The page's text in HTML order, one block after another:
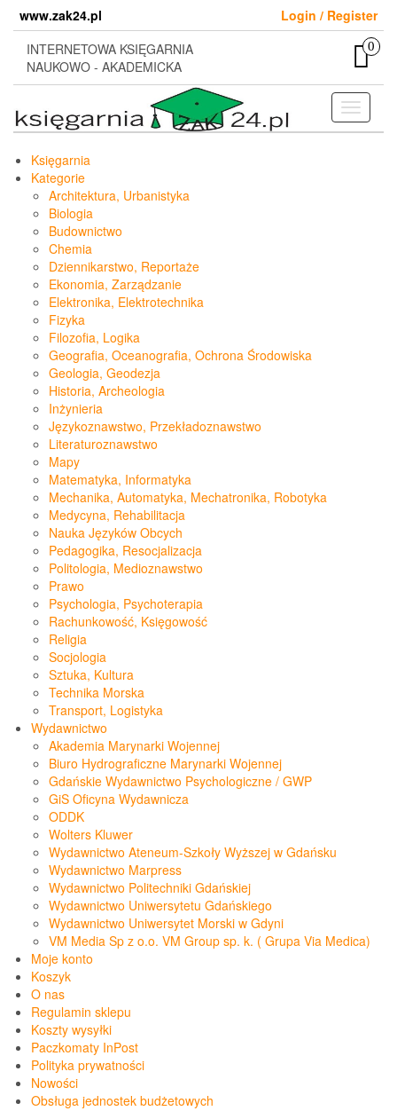
content
www.zak24.pl
Login / Register
INTERNETOWA KSIĘGARNIA
NAUKOWO - AKADEMICKA
0
Toggle
Księgarnia
Kategorie
Architektura, Urbanistyka
Biologia
Budownictwo
Chemia
Dziennikarstwo, Reportaże
Ekonomia, Zarządzanie
Elektronika, Elektrotechnika
Fizyka
Filozofia, Logika
Geografia, Oceanografia, Ochrona Środowiska
Geologia, Geodezja
Historia, Archeologia
Inżynieria
Językoznawstwo, Przekładoznawstwo
Literaturoznawstwo
Mapy
Matematyka, Informatyka
Mechanika, Automatyka, Mechatronika, Robotyka
Medycyna, Rehabilitacja
Nauka Języków Obcych
Pedagogika, Resocjalizacja
Politologia, Medioznawstwo
Prawo
Psychologia, Psychoterapia
Rachunkowość, Księgowość
Religia
Socjologia
Sztuka, Kultura
Technika Morska
Transport, Logistyka
Wydawnictwo
Akademia Marynarki Wojennej
Biuro Hydrograficzne Marynarki Wojennej
Gdańskie Wydawnictwo Psychologiczne / GWP
GiS Oficyna Wydawnicza
ODDK
Wolters Kluwer
Wydawnictwo Ateneum-Szkoły Wyższej w Gdańsku
Wydawnictwo Marpress
Wydawnictwo Politechniki Gdańskiej
Wydawnictwo Uniwersytetu Gdańskiego
Wydawnictwo Uniwersytet Morski w Gdyni
VM Media Sp z o.o. VM Group sp. k. ( Grupa Via Medica)
Moje konto
Koszyk
O nas
Regulamin sklepu
Koszty wysyłki
Paczkomaty InPost
Polityka prywatności
Nowości
Obsługa jednostek budżetowych